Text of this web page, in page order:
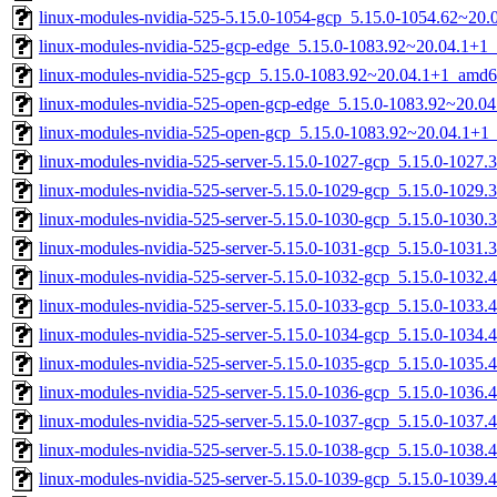
linux-modules-nvidia-525-5.15.0-1054-gcp_5.15.0-
linux-modules-nvidia-525-gcp-edge_5.15.0-
linux-modules-nvidia-525-gcp_5.15.0-
linux-modules-nvidia-525-open-gcp-edge_5.15.0-
linux-modules-nvidia-525-open-gcp_5.15.0-
linux-modules-nvidia-525-server-5.15.0-1027-gcp_5.15.0-
linux-modules-nvidia-525-server-5.15.0-1029-gcp_5.15.0-
linux-modules-nvidia-525-server-5.15.0-1030-gcp_5.15.0-
linux-modules-nvidia-525-server-5.15.0-1031-gcp_5.15.0-
linux-modules-nvidia-525-server-5.15.0-1032-gcp_5.15.0-
linux-modules-nvidia-525-server-5.15.0-1033-gcp_5.15.0-
linux-modules-nvidia-525-server-5.15.0-1034-gcp_5.15.0-
linux-modules-nvidia-525-server-5.15.0-1035-gcp_5.15.0-
linux-modules-nvidia-525-server-5.15.0-1036-gcp_5.15.0-
linux-modules-nvidia-525-server-5.15.0-1037-gcp_5.15.0-
linux-modules-nvidia-525-server-5.15.0-1038-gcp_5.15.0-
linux-modules-nvidia-525-server-5.15.0-1039-gcp_5.15.0-